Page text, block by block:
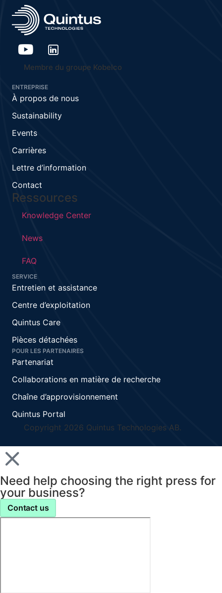
Membre du groupe Kobelco
ENTREPRISE
À propos de nous
Sustainability
Events
Carrières
Lettre d’information
Contact
Ressources
Knowledge Center
News
FAQ
SERVICE
Entretien et assistance
Centre d’exploitation
Quintus Care
Pièces détachées
POUR LES PARTENAIRES
Partenariat
Collaborations en matière de recherche
Chaîne d’approvisionnement
Quintus Portal
Copyright 2026 Quintus Technologies AB.
Need help choosing the right press for
your business?
Contact us